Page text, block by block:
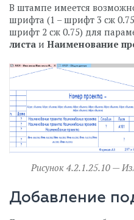
В штампе имеется
шрифта (1 – шрифт 3 сж
шрифт 2 сж 0.75) для
листа и Наименование
Рисунок 4.2.1.25.10 —
Добавление